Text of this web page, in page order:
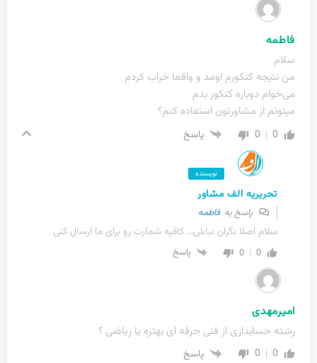
فاطمه
سلام
من نتیجه کنکورم اومد و واقعا خراب کردم
می‌خوام دوباره کنکور بدم
میتونم از مشاورتون استفاده کنم؟
0
0 پاسخ
نویسنده
تحریریه الف مشاور
پاسخ بهفاطمه
سلام اصلا نگران نباش… کافیه شمارت رو برای ما ارسال کنی
0
0 پاسخ
امیرمهدی
رشته حسابداری از فنی حرفه ای بهتره یا ریاضی ؟
0
0 پاسخ